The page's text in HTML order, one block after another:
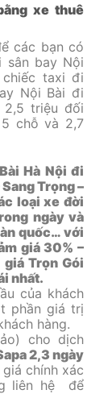
xe thuê
các bạn có
sân bay Nội
taxi đi
Nội Bài đi
2,5 triệu đối
chỗ và 2,7
Hà Nội đi
Trọng –
loại xe đời
ngày và
quốc… với
giá 30% –
Trọn Gói
nhất.
của khách
phần giá trị
hàng.
cho dịch
2,3 ngày
chính xác
liên hệ để